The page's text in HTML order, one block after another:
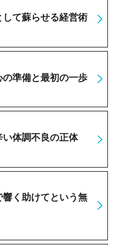
て蘇らせる経営術
準備と最初の一歩
い体調不良の正体
く助けてという無